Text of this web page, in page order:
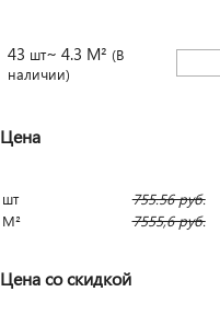
43 шт~ 4.3 М² (В
наличии)
Цена
шт 755.56руб.
М²
7555,6руб.
Цена со скидкой